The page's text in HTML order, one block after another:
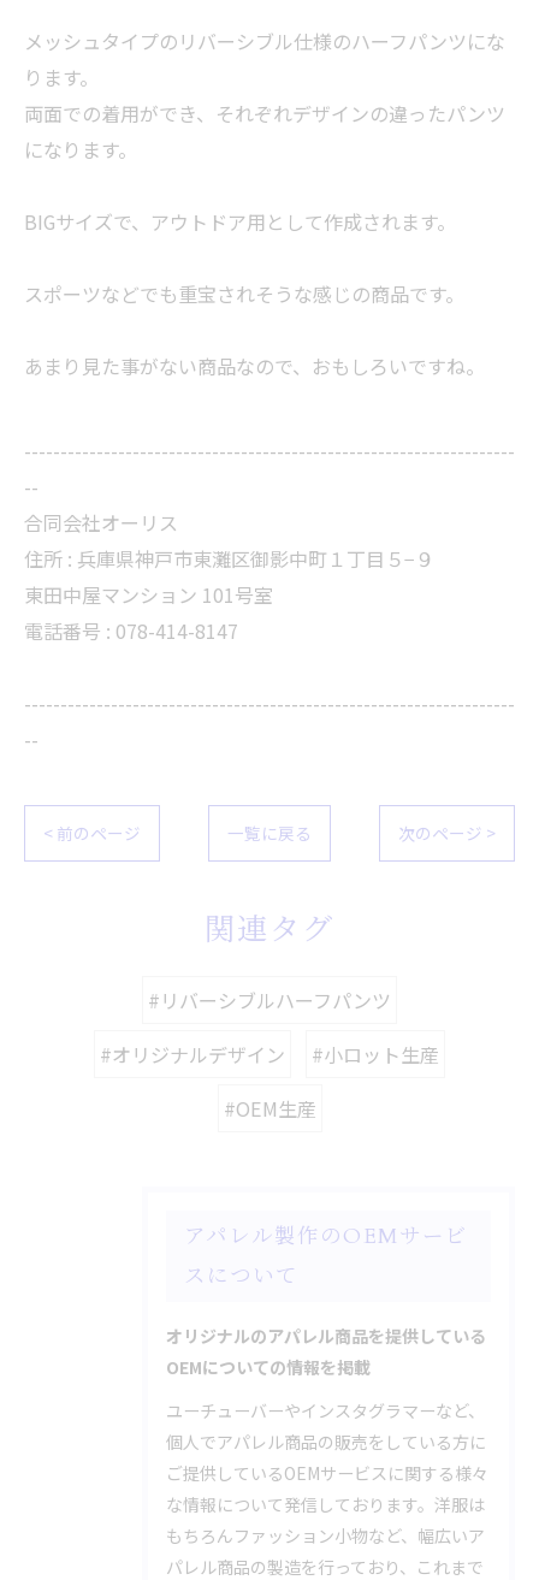
メッシュタイプのリバーシブル仕様のハーフパンツにな
ります。
両面での着用ができ、それぞれデザインの違ったパンツ
になります。
BIGサイズで、アウトドア用として作成されます。
スポーツなどでも重宝されそうな感じの商品です。
あまり見た事がない商品なので、おもしろいですね。
--------------------------------------------------------------------
--
合同会社オーリス
住所 : 兵庫県神戸市東灘区御影中町１丁目５−９
東田中屋マンション 101号室
電話番号 : 078-414-8147
--------------------------------------------------------------------
--
< 前のページ 一覧に戻る 次のページ >
関連タグ
#リバーシブルハーフパンツ
#オリジナルデザイン
#小ロット生産
#OEM生産
アパレル製作のOEMサービ
スについて
オリジナルのアパレル商品を提供している
OEMについての情報を掲載
ユーチューバーやインスタグラマーなど、
個人でアパレル商品の販売をしている方に
ご提供しているOEMサービスに関する様々
な情報について発信しております。洋服は
もちろんファッション小物など、幅広いア
パレル商品の製造を行っており、これまで